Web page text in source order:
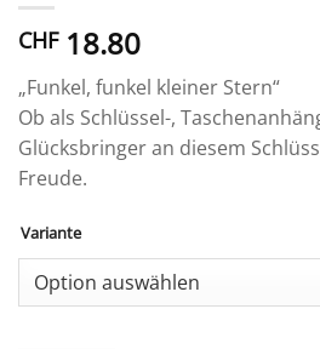
CHF18.80
„Funkel, funkel kleiner Stern“
Ob als Schlüssel-,
Glücksbringer an diesem
Freude.
Variante
Alternative: